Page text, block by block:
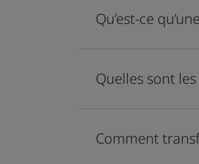
Qu’est-ce
Quelles sont
Comment